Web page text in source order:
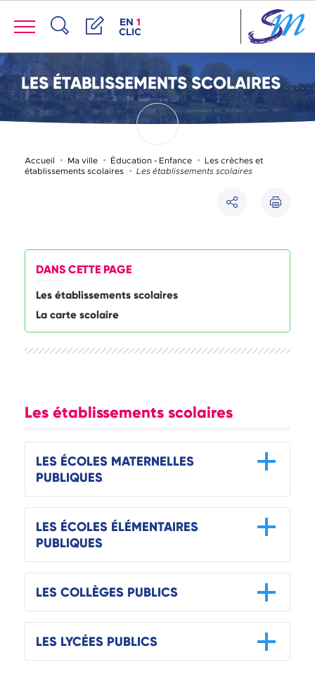
Menu ACCÈS DE LA FENÊTRE DES
EN 1
CLIC
LES ÉTABLISSEMENTS SCOLAIRES
Accueil Ma ville Éducation - Enfance
Les crèches et
établissements scolaires
Page active :
Les établissements scolaires
Partager
Imprimer
DANS CETTE PAGE
Les établissements scolaires
La carte scolaire
Les établissements scolaires
LES ÉCOLES MATERNELLES
PUBLIQUES
LES ÉCOLES ÉLÉMENTAIRES
PUBLIQUES
LES COLLÈGES PUBLICS
LES LYCÉES PUBLICS
Panneau de gestion des cookies